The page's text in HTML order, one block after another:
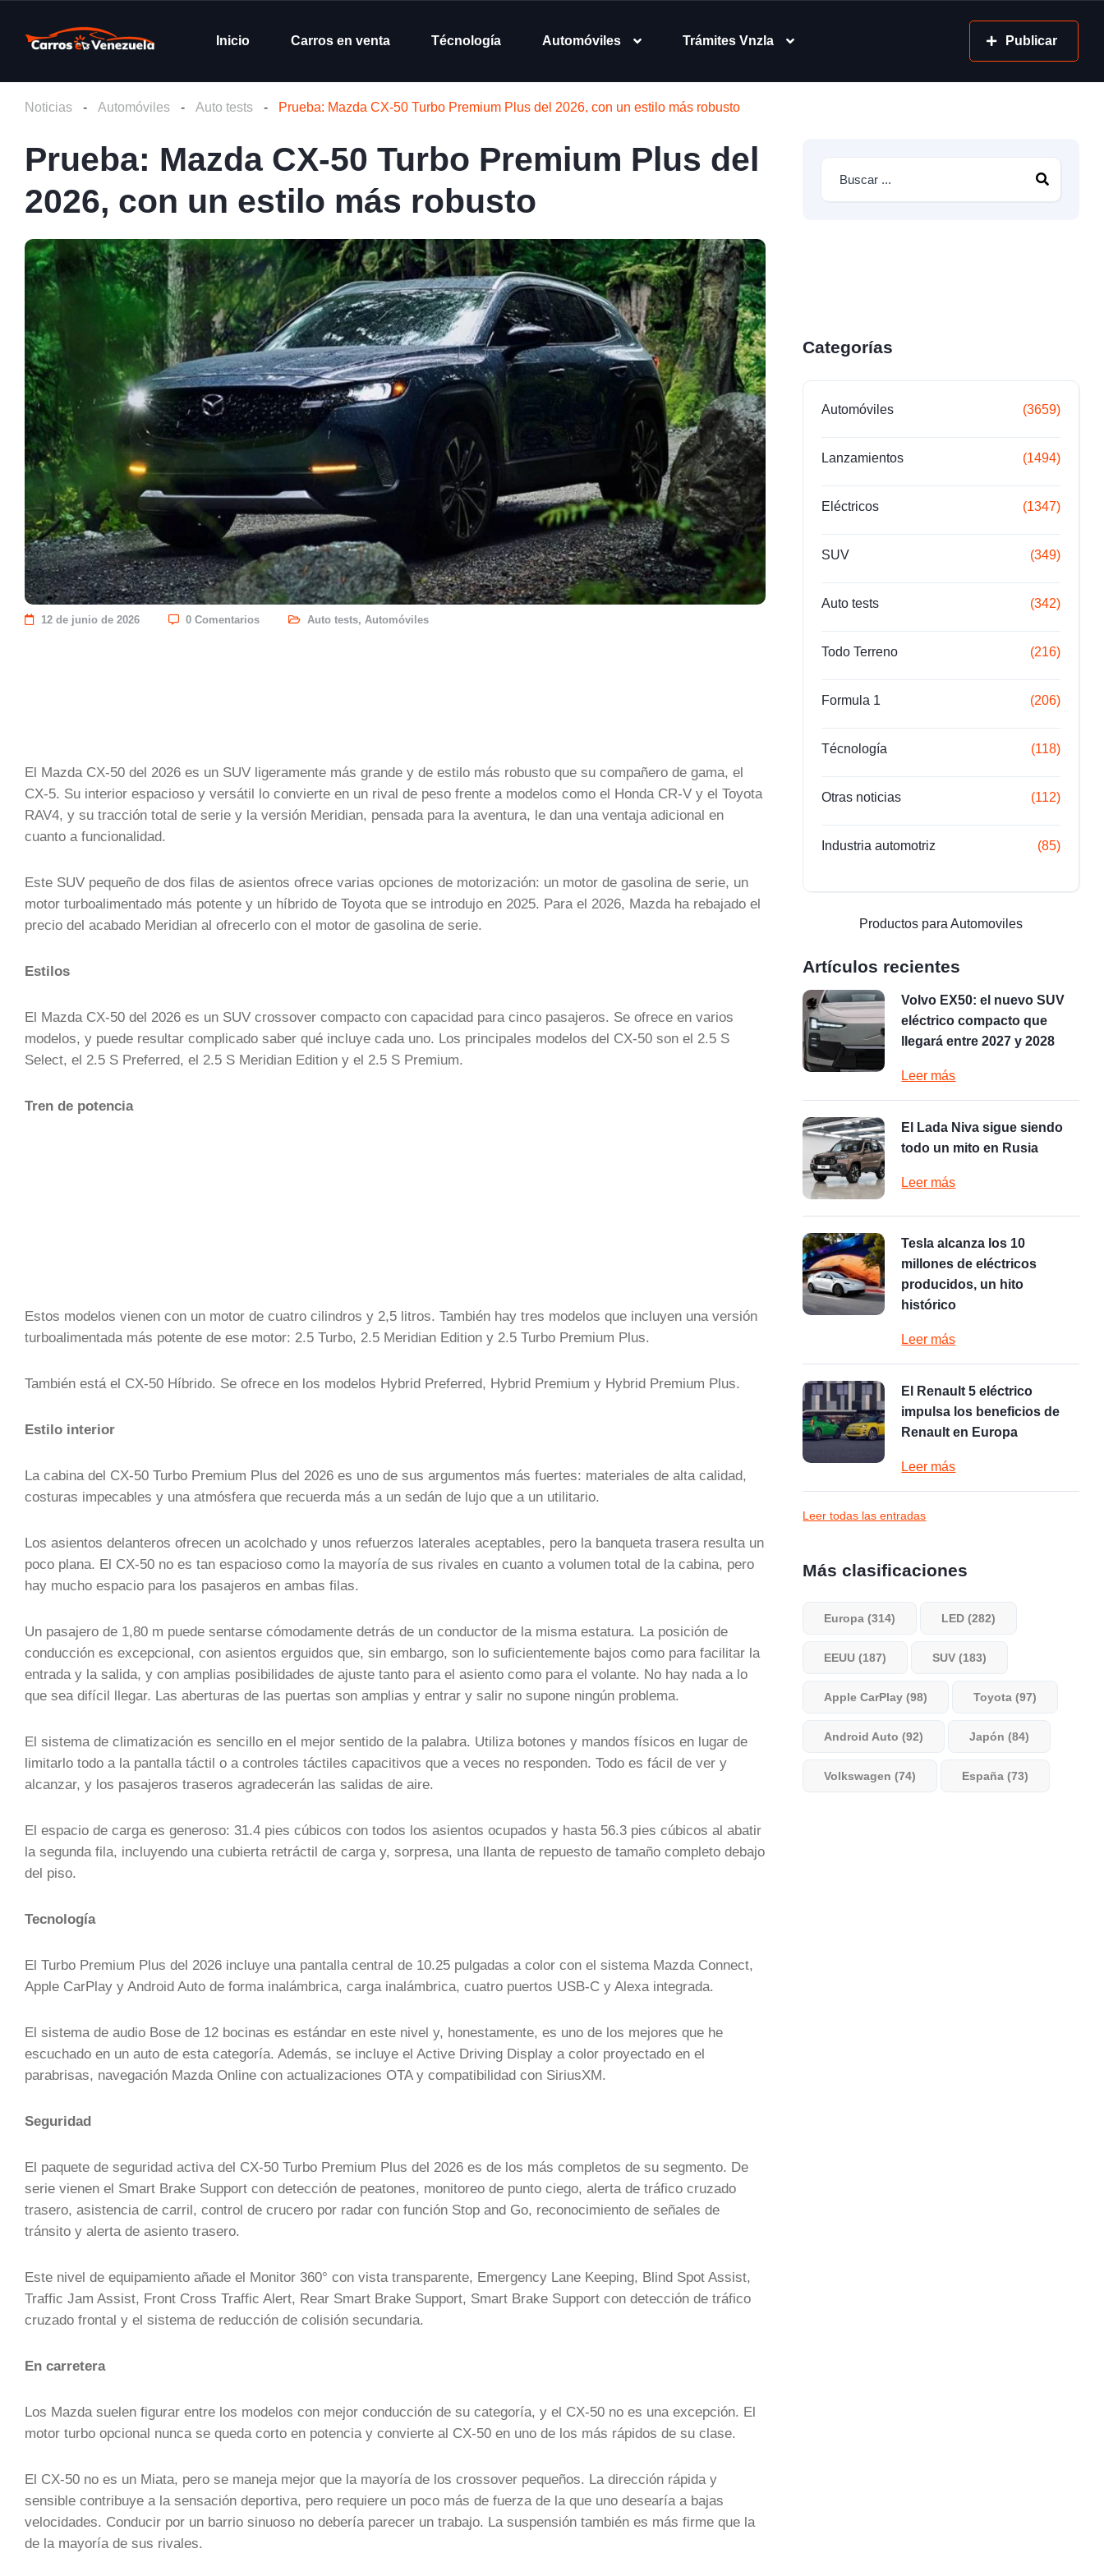
Inicio Carros en venta Técnología Automóviles Trámites Vnzla Publicar
Noticias - Automóviles - Auto tests - Prueba: Mazda CX-50 Turbo Premium Plus del 2026, con un estilo más robusto
Prueba: Mazda CX-50 Turbo Premium Plus del
2026, con un estilo más robusto
12 de junio de 2026 0 Comentarios Auto tests, Automóviles
El Mazda CX-50 del 2026 es un SUV ligeramente más grande y de estilo más robusto que su compañero de gama, el
CX-5. Su interior espacioso y versátil lo convierte en un rival de peso frente a modelos como el Honda CR-V y el Toyota
RAV4, y su tracción total de serie y la versión Meridian, pensada para la aventura, le dan una ventaja adicional en
cuanto a funcionalidad.
Este SUV pequeño de dos filas de asientos ofrece varias opciones de motorización: un motor de gasolina de serie, un
motor turboalimentado más potente y un híbrido de Toyota que se introdujo en 2025. Para el 2026, Mazda ha rebajado el
precio del acabado Meridian al ofrecerlo con el motor de gasolina de serie.
Estilos
El Mazda CX-50 del 2026 es un SUV crossover compacto con capacidad para cinco pasajeros. Se ofrece en varios
modelos, y puede resultar complicado saber qué incluye cada uno. Los principales modelos del CX-50 son el 2.5 S
Select, el 2.5 S Preferred, el 2.5 S Meridian Edition y el 2.5 S Premium.
Tren de potencia
Estos modelos vienen con un motor de cuatro cilindros y 2,5 litros. También hay tres modelos que incluyen una versión
turboalimentada más potente de ese motor: 2.5 Turbo, 2.5 Meridian Edition y 2.5 Turbo Premium Plus.
También está el CX-50 Híbrido. Se ofrece en los modelos Hybrid Preferred, Hybrid Premium y Hybrid Premium Plus.
Estilo interior
La cabina del CX-50 Turbo Premium Plus del 2026 es uno de sus argumentos más fuertes: materiales de alta calidad,
costuras impecables y una atmósfera que recuerda más a un sedán de lujo que a un utilitario.
Los asientos delanteros ofrecen un acolchado y unos refuerzos laterales aceptables, pero la banqueta trasera resulta un
poco plana. El CX-50 no es tan espacioso como la mayoría de sus rivales en cuanto a volumen total de la cabina, pero
hay mucho espacio para los pasajeros en ambas filas.
Un pasajero de 1,80 m puede sentarse cómodamente detrás de un conductor de la misma estatura. La posición de
conducción es excepcional, con asientos erguidos que, sin embargo, son lo suficientemente bajos como para facilitar la
entrada y la salida, y con amplias posibilidades de ajuste tanto para el asiento como para el volante. No hay nada a lo
que sea difícil llegar. Las aberturas de las puertas son amplias y entrar y salir no supone ningún problema.
El sistema de climatización es sencillo en el mejor sentido de la palabra. Utiliza botones y mandos físicos en lugar de
limitarlo todo a la pantalla táctil o a controles táctiles capacitivos que a veces no responden. Todo es fácil de ver y
alcanzar, y los pasajeros traseros agradecerán las salidas de aire.
El espacio de carga es generoso: 31.4 pies cúbicos con todos los asientos ocupados y hasta 56.3 pies cúbicos al abatir
la segunda fila, incluyendo una cubierta retráctil de carga y, sorpresa, una llanta de repuesto de tamaño completo debajo
del piso.
Tecnología
El Turbo Premium Plus del 2026 incluye una pantalla central de 10.25 pulgadas a color con el sistema Mazda Connect,
Apple CarPlay y Android Auto de forma inalámbrica, carga inalámbrica, cuatro puertos USB-C y Alexa integrada.
El sistema de audio Bose de 12 bocinas es estándar en este nivel y, honestamente, es uno de los mejores que he
escuchado en un auto de esta categoría. Además, se incluye el Active Driving Display a color proyectado en el
parabrisas, navegación Mazda Online con actualizaciones OTA y compatibilidad con SiriusXM.
Seguridad
El paquete de seguridad activa del CX-50 Turbo Premium Plus del 2026 es de los más completos de su segmento. De
serie vienen el Smart Brake Support con detección de peatones, monitoreo de punto ciego, alerta de tráfico cruzado
trasero, asistencia de carril, control de crucero por radar con función Stop and Go, reconocimiento de señales de
tránsito y alerta de asiento trasero.
Este nivel de equipamiento añade el Monitor 360° con vista transparente, Emergency Lane Keeping, Blind Spot Assist,
Traffic Jam Assist, Front Cross Traffic Alert, Rear Smart Brake Support, Smart Brake Support con detección de tráfico
cruzado frontal y el sistema de reducción de colisión secundaria.
En carretera
Los Mazda suelen figurar entre los modelos con mejor conducción de su categoría, y el CX-50 no es una excepción. El
motor turbo opcional nunca se queda corto en potencia y convierte al CX-50 en uno de los más rápidos de su clase.
El CX-50 no es un Miata, pero se maneja mejor que la mayoría de los crossover pequeños. La dirección rápida y
sensible contribuye a la sensación deportiva, pero requiere un poco más de fuerza de la que uno desearía a bajas
velocidades. Conducir por un barrio sinuoso no debería parecer un trabajo. La suspensión también es más firme que la
de la mayoría de sus rivales.
Categorías
Automóviles (3659)
Lanzamientos (1494)
Eléctricos (1347)
SUV (349)
Auto tests (342)
Todo Terreno (216)
Formula 1 (206)
Técnología (118)
Otras noticias (112)
Industria automotriz (85)
Productos para Automoviles
Artículos recientes
Volvo EX50: el nuevo SUV
eléctrico compacto que
llegará entre 2027 y 2028
Leer más
El Lada Niva sigue siendo
todo un mito en Rusia
Leer más
Tesla alcanza los 10
millones de eléctricos
producidos, un hito
histórico
Leer más
El Renault 5 eléctrico
impulsa los beneficios de
Renault en Europa
Leer más
Leer todas las entradas
Más clasificaciones
Europa (314) LED (282)
EEUU (187) SUV (183)
Apple CarPlay (98) Toyota (97)
Android Auto (92) Japón (84)
Volkswagen (74) España (73)